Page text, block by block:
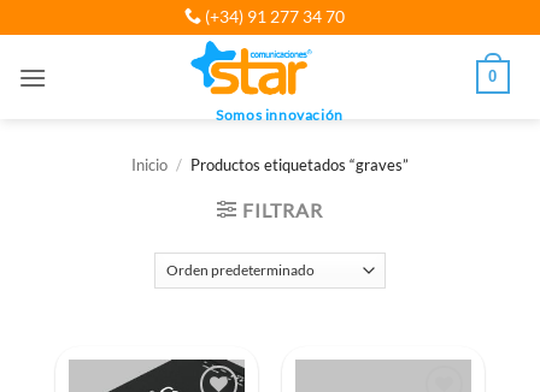
al
(+34) 91 277 34 70
Somos innovación
0
Inicio / Productos etiquetados “graves”
FILTRAR